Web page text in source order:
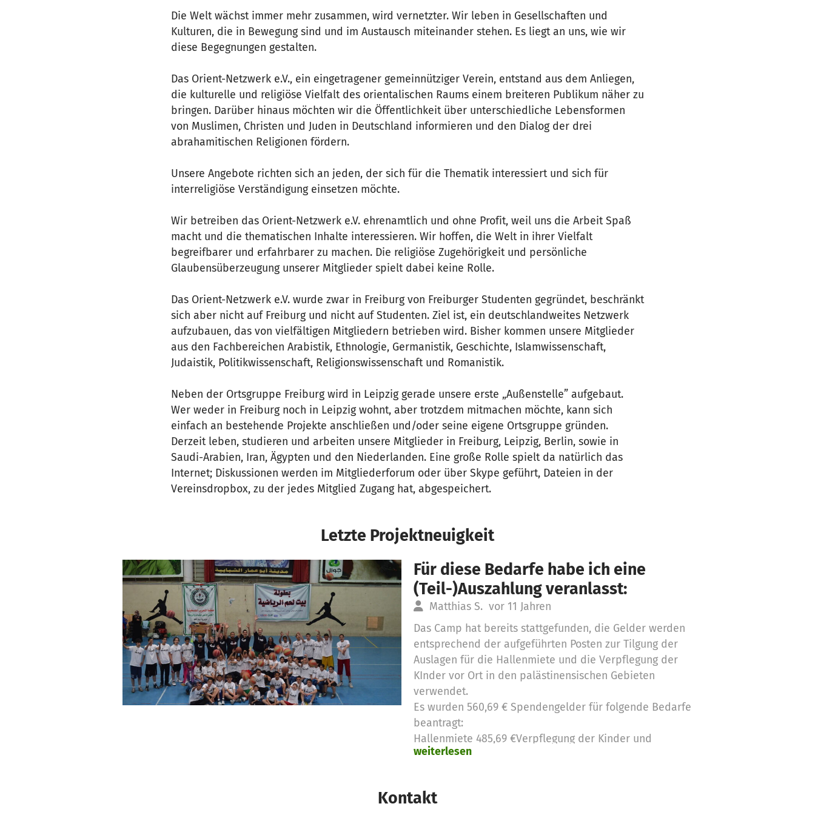
Die Welt wächst immer mehr zusammen, wird vernetzter. Wir leben in Gesellschaften und
Kulturen, die in Bewegung sind und im Austausch miteinander stehen. Es liegt an uns, wie wir
diese Begegnungen gestalten.
Das Orient-Netzwerk e.V., ein eingetragener gemeinnütziger Verein, entstand aus dem Anliegen,
die kulturelle und religiöse Vielfalt des orientalischen Raums einem breiteren Publikum näher zu
bringen. Darüber hinaus möchten wir die Öffentlichkeit über unterschiedliche Lebensformen
von Muslimen, Christen und Juden in Deutschland informieren und den Dialog der drei
abrahamitischen Religionen fördern.
Unsere Angebote richten sich an jeden, der sich für die Thematik interessiert und sich für
interreligiöse Verständigung einsetzen möchte.
Wir betreiben das Orient-Netzwerk e.V. ehrenamtlich und ohne Profit, weil uns die Arbeit Spaß
macht und die thematischen Inhalte interessieren. Wir hoffen, die Welt in ihrer Vielfalt
begreifbarer und erfahrbarer zu machen. Die religiöse Zugehörigkeit und persönliche
Glaubensüberzeugung unserer Mitglieder spielt dabei keine Rolle.
Das Orient-Netzwerk e.V. wurde zwar in Freiburg von Freiburger Studenten gegründet, beschränkt
sich aber nicht auf Freiburg und nicht auf Studenten. Ziel ist, ein deutschlandweites Netzwerk
aufzubauen, das von vielfältigen Mitgliedern betrieben wird. Bisher kommen unsere Mitglieder
aus den Fachbereichen Arabistik, Ethnologie, Germanistik, Geschichte, Islamwissenschaft,
Judaistik, Politikwissenschaft, Religionswissenschaft und Romanistik.
Neben der Ortsgruppe Freiburg wird in Leipzig gerade unsere erste „Außenstelle” aufgebaut.
Wer weder in Freiburg noch in Leipzig wohnt, aber trotzdem mitmachen möchte, kann sich
einfach an bestehende Projekte anschließen und/oder seine eigene Ortsgruppe gründen.
Derzeit leben, studieren und arbeiten unsere Mitglieder in Freiburg, Leipzig, Berlin, sowie in
Saudi-Arabien, Iran, Ägypten und den Niederlanden. Eine große Rolle spielt da natürlich das
Internet; Diskussionen werden im Mitgliederforum oder über Skype geführt, Dateien in der
Vereinsdropbox, zu der jedes Mitglied Zugang hat, abgespeichert.
Letzte Projektneuigkeit
Für diese Bedarfe habe ich eine
(Teil-)Auszahlung veranlasst:
Matthias S. vor 11 Jahren
Das Camp hat bereits stattgefunden, die Gelder werden
entsprechend der aufgeführten Posten zur Tilgung der
Auslagen für die Hallenmiete und die Verpflegung der
KInder vor Ort in den palästinensischen Gebieten
verwendet.
Es wurden 560,69 € Spendengelder für folgende Bedarfe
beantragt:
Hallenmiete 485,69 €Verpflegung der Kinder und
Jugendlichen 75,00 €
weiterlesen
Kontakt